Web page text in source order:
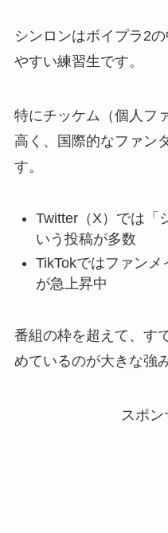
シンロンはボイプラ2
やすい練習生です。
特にチッケム（個人フ
高く、国際的なファン
す。
Twitter（X）では「
いう投稿が多数
TikTokではファン
が急上昇中
番組の枠を超えて、す
めているのが大きな強
スポ